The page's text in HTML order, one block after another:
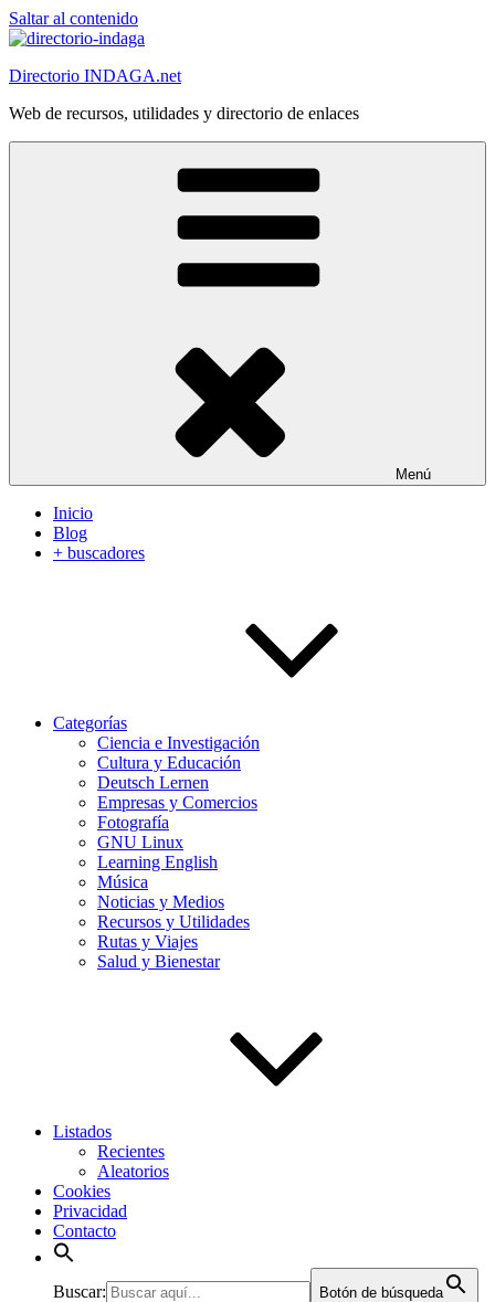
Saltar al contenido
Directorio INDAGA.net
Web de recursos, utilidades y directorio de enlaces
Menú
Inicio
Blog
+ buscadores
Categorías
Ciencia e Investigación
Cultura y Educación
Deutsch Lernen
Empresas y Comercios
Fotografía
GNU Linux
Learning English
Música
Noticias y Medios
Recursos y Utilidades
Rutas y Viajes
Salud y Bienestar
Listados
Recientes
Aleatorios
Cookies
Privacidad
Contacto
Buscar: Botón de búsqueda